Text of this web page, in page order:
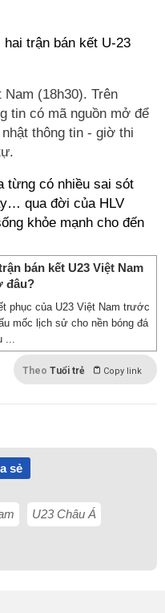
trận bán kết U-23
(18h30). Trên
tin có mã nguồn mở để
thông tin - giờ thi
từng có nhiều sai sót
qua đời của HLV
khỏe mạnh cho đến
bán kết U23 Việt Nam
đâu?
phục của U23 Việt Nam trước
mốc lịch sử cho nền bóng đá
...
Theo Tuổi trẻ Copy link
sẻ
U23 Châu Á